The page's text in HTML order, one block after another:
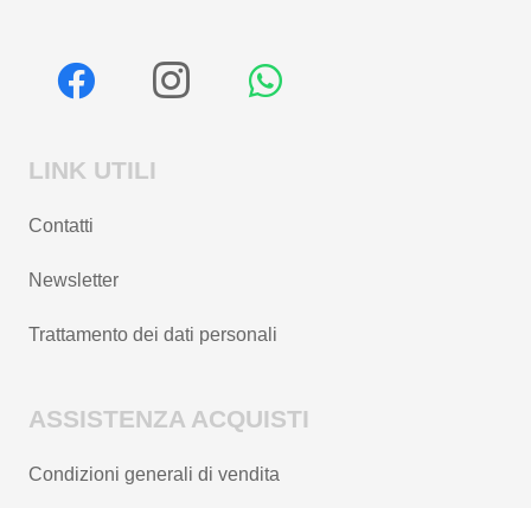
LINK UTILI
Contatti
Newsletter
Trattamento dei dati personali
ASSISTENZA ACQUISTI
Condizioni generali di vendita